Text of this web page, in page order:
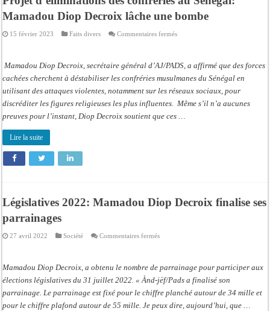
Mamadou Diop Decroix lâche une bombe
15 février 2023 Faits divers Commentaires ferméssur
confréries
au
Sénégal:
Diop
lâche
bombe
Mamadou Diop Decroix, secrétaire général d’AJ/PADS, a affirmé que des forces
cachées cherchent à déstabiliser les confréries musulmanes du Sénégal en
utilisant des attaques violentes, notamment sur les réseaux sociaux, pour
discréditer les figures religieuses les plus influentes. Même s’il n’a aucunes
preuves pour l’instant, Diop Decroix soutient que ces …
Lire la suite
Législatives 2022: Mamadou Diop Decroix finalise ses
parrainages
27 avril 2022 Société Commentaires ferméssur
Decroix
finalise
ses
parrainages
Mamadou Diop Decroix, a obtenu le nombre de parrainage pour participer aux
élections législatives du 31 juillet 2022. « Ànd-jëf/Pads a finalisé son
parrainage. Le parrainage est fixé pour le chiffre planché autour de 34 mille et
pour le chiffre plafond autour de 55 mille. Je peux dire, aujourd’hui, que …